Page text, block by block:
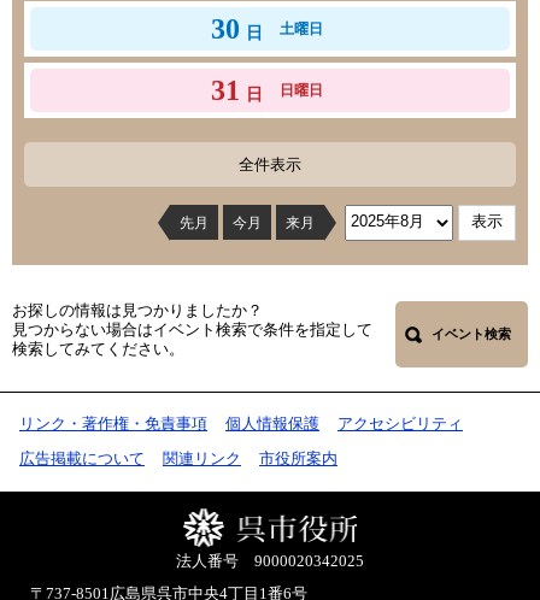
30 日 土曜日
31 日 日曜日
全件表示
先月 今月 来月
お探しの情報は見つかりましたか？
見つからない場合はイベント検索で条件を指定して
検索してみてください。
イベント検索
リンク・著作権・免責事項 個人情報保護 アクセシビリティ
広告掲載について 関連リンク 市役所案内
法人番号 9000020342025
〒737-8501広島県呉市中央4丁目1番6号